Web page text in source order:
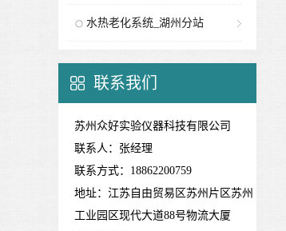
水热老化系统_湖州分站
联系我们
苏州众好实验仪器科技有限公司
联系人：张经理
联系方式：18862200759
地址：江苏自由贸易区苏州片区苏州
工业园区现代大道88号物流大厦